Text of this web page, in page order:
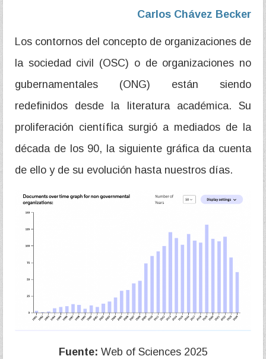
Carlos Chávez Becker
Los contornos del concepto de organizaciones de
la sociedad civil (OSC) o de organizaciones no
gubernamentales (ONG) están siendo
redefinidos desde la literatura académica. Su
proliferación científica surgió a mediados de la
década de los 90, la siguiente gráfica da cuenta
de ello y de su evolución hasta nuestros días.
Fuente: Web of Sciences 2025